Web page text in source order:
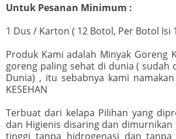
Untuk Pesanan Minimum :
1 Dus / Karton ( 12 Botol, Per Botol Isi
Produk Kami adalah Minyak Goreng
goreng paling sehat di dunia ( sudah
Dunia) , itu sebabnya kami namakan
KESEHAN
Terbuat dari kelapa Pilihan yang
dan Higienis disaring dan dimurnikan
tinggi tanpa hidrogenasi dan tanpa